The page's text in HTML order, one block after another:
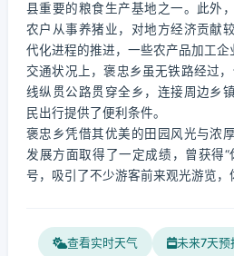
县重要的粮食生产基地之一。此外
农户从事养猪业，对地方经济贡献
代化进程的推进，一些农产品加工企
交通状况上，褒忠乡虽无铁路经过
线纵贯公路贯穿全乡，连接周边乡
民出行提供了便利条件。
褒忠乡凭借其优美的田园风光与浓
发展方面取得了一定成绩，曾获得
号，吸引了不少游客前来观光游览，
查看实时天气 未来7天预